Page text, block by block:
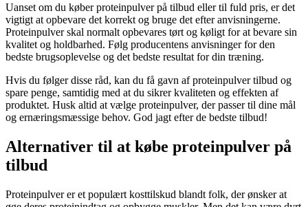
Uanset om du køber proteinpulver på tilbud eller til fuld pris, er det
vigtigt at opbevare det korrekt og bruge det efter anvisningerne.
Proteinpulver skal normalt opbevares tørt og køligt for at bevare sin
kvalitet og holdbarhed. Følg producentens anvisninger for den
bedste brugsoplevelse og det bedste resultat for din træning.
Hvis du følger disse råd, kan du få gavn af proteinpulver tilbud og
spare penge, samtidig med at du sikrer kvaliteten og effekten af
produktet. Husk altid at vælge proteinpulver, der passer til dine mål
og ernæringsmæssige behov. God jagt efter de bedste tilbud!
Alternativer til at købe proteinpulver på
tilbud
Proteinpulver er et populært kosttilskud blandt folk, der ønsker at